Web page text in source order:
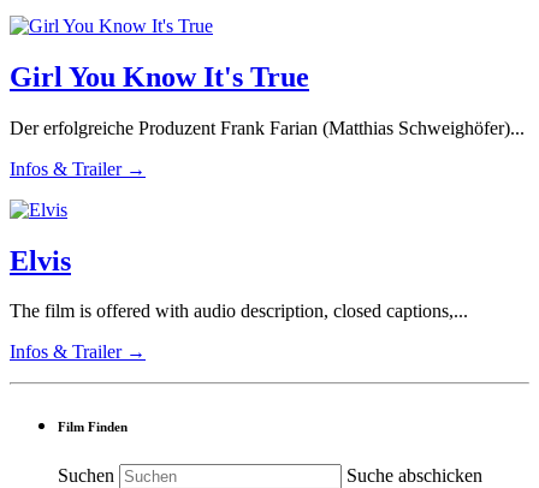
Girl You Know It's True
Der erfolgreiche Produzent Frank Farian (Matthias Schweighöfer)...
Infos & Trailer →
Elvis
The film is offered with audio description, closed captions,...
Infos & Trailer →
Film Finden
Suchen Suche abschicken